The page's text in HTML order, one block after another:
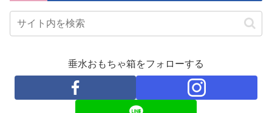
垂水おもちゃ箱をフォローする